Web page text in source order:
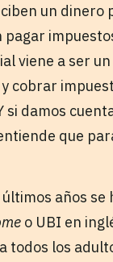
un
viene a ser
si damos
que
años
o UBI en
todos los